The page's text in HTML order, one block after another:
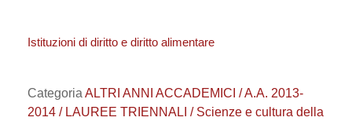
Istituzioni di diritto e diritto alimentare
Categoria ALTRI ANNI ACCADEMICI / A.A. 2013-
2014 / LAUREE TRIENNALI / Scienze e cultura della